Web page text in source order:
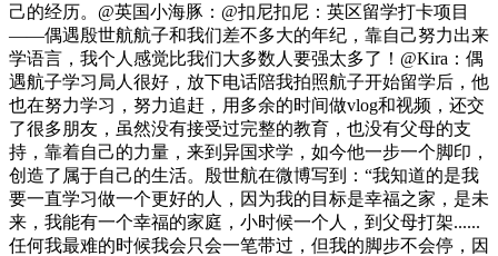
己的经历。@英国小海豚：@扣尼扣尼：英区留学打卡项目
——偶遇殷世航航子和我们差不多大的年纪，靠自己努力出来
学语言，我个人感觉比我们大多数人要强太多了！@Kira：偶
遇航子学习局人很好，放下电话陪我拍照航子开始留学后，他
也在努力学习，努力追赶，用多余的时间做vlog和视频，还交
了很多朋友，虽然没有接受过完整的教育，也没有父母的支
持，靠着自己的力量，来到异国求学，如今他一步一个脚印，
创造了属于自己的生活。殷世航在微博写到：“我知道的是我
要一直学习做一个更好的人，因为我的目标是幸福之家，是未
来，我能有一个幸福的家庭，小时候一个人，到父母打架......
任何我最难的时候我会只会一笔带过，但我的脚步不会停，因